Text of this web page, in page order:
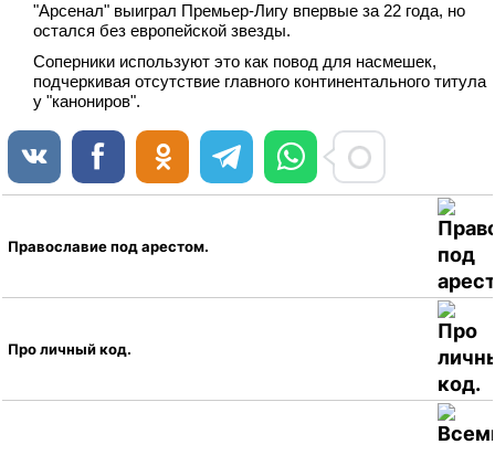
"Арсенал" выиграл Премьер‑Лигу впервые за 22 года, но
остался без европейской звезды.
Соперники используют это как повод для насмешек,
подчеркивая отсутствие главного континентального титула
у "канониров".
Православие под арестом.
Про личный код.